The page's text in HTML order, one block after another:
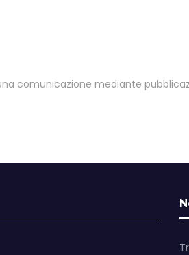
comunicazione mediante